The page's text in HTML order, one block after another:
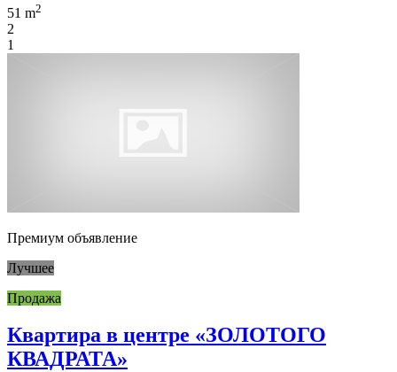
51 m2
2
1
Премиум объявление
Лучшее
Продажа
Квартира в центре «ЗОЛОТОГО
КВАДРАТА»